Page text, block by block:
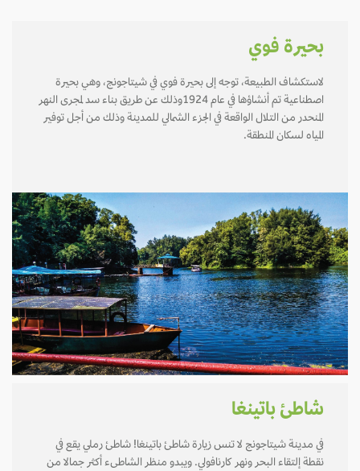
بحيرة فوي
لاستكشاف الطبيعة، توجه إلى بحيرة فوي في شيتاجونج، وهي بحيرة
اصطناعية تم أنشاؤها في عام 1924وذلك عن طريق بناء سد لمجرى النهر
المنحدر من التلال الواقعة في الجزء الشمالي للمدينة وذلك من أجل توفير
المياه لسكان المنطقة.
شاطئ باتينغا
في مدينة شيتاجونج لا تنس زيارة شاطئ باتينغا! شاطئ رملي يقع في
نقطة إلتقاء البحر ونهر كارنافولي. ويبدو منظر الشاطىء أكثر جمالا من